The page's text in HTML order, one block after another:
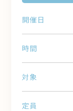
開催日
時間
対象
定員